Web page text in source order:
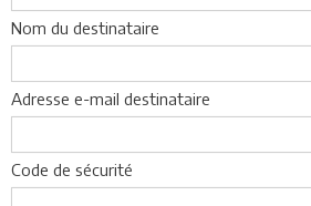
Nom du destinataire
Adresse e-mail destinataire
Code de sécurité